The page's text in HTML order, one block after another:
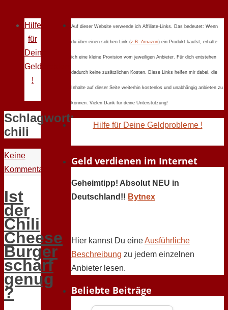
Hilfe
für
Deine
Geldprobleme
!
Schlagwort:
chili
Keine
Kommentare
Ist
der
Chili
Cheese
Burger
scharf
genug
?
Auf dieser Website verwende ich Affiliate-Links. Das bedeutet: Wenn
du über einen solchen Link (z.B. Amazon) ein Produkt kaufst, erhalte
ich eine kleine Provision vom jeweiligen Anbieter. Für dich entstehen
dadurch keine zusätzlichen Kosten. Diese Links helfen mir dabei, die
Inhalte auf dieser Seite weiterhin kostenlos und unabhängig anbieten zu
können. Vielen Dank für deine Unterstützung!
Hilfe für Deine Geldprobleme !
Geld verdienen im Internet
Geheimtipp! Absolut NEU in
Deutschland!! Bytnex
Hier kannst Du eineAusführliche
Beschreibung zu jedem einzelnen
Anbieter lesen.
Beliebte Beiträge